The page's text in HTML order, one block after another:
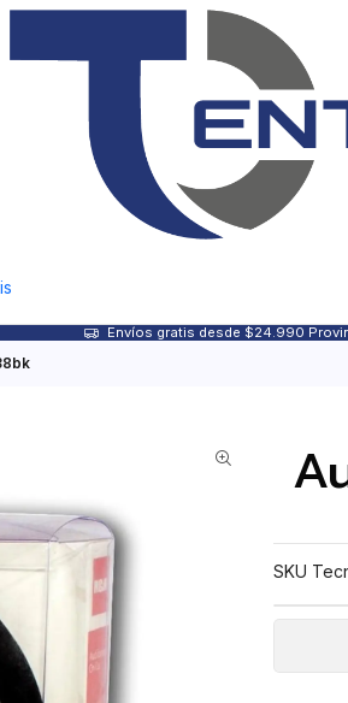
Envíos gratis desde $24.990
SKU